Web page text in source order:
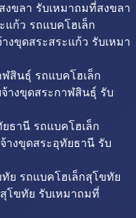
งขลา รับเหมาถมที่สงขลา
แก้ว รถแบคโฮเล็ก
งขุดสระสระแก้ว รับเหมา
สินธุ์ รถแบคโฮเล็ก
างขุดสระกาฬสินธุ์ รับ
ธานี รถแบคโฮเล็ก
างขุดสระอุทัยธานี รับ
ย รถแบคโฮเล็กสุโขทัย
โขทัย รับเหมาถมที่